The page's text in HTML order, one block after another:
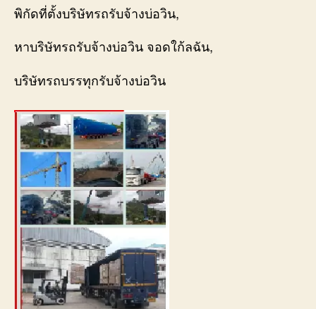
พิกัดที่ตั้งบริษัทรถรับจ้างบ่อวิน,
หาบริษัทรถรับจ้างบ่อวิน จอดใก้ลฉัน,
บริษัทรถบรรทุกรับจ้างบ่อวิน